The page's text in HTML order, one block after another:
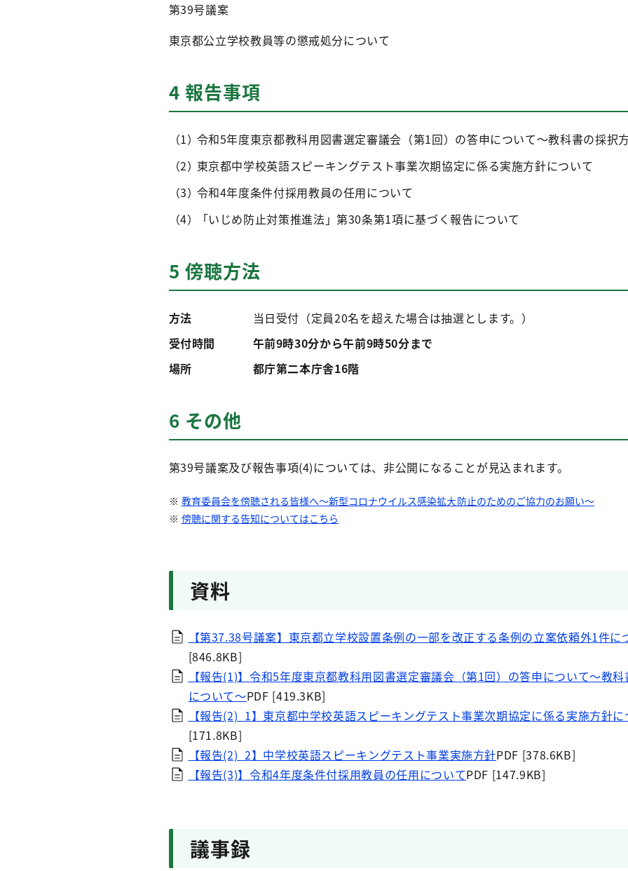
第39号議案
東京都公立学校教員等の懲戒処分について
4 報告事項
令和5年度東京都教科用図書選定審議会（第1回）の答申について～教科書の採択
東京都中学校英語スピーキングテスト事業次期協定に係る実施方針について
令和4年度条件付採用教員の任用について
「いじめ防止対策推進法」第30条第1項に基づく報告について
5 傍聴方法
方法
当日受付（定員20名を超えた場合は抽選とします。）
受付時間
午前9時30分から午前9時50分まで
場所
都庁第二本庁舎16階
6 その他
第39号議案及び報告事項(4)については、非公開になることが見込まれます。
教育委員会を傍聴される皆様へ～新型コロナウイルス感染拡大防止のためのご協力のお願い～
傍聴に関する告知についてはこちら
資料
【第37.38号議案】東京都立学校設置条例の一部を改正する条例の立案依頼外1件に
[846.8KB]
【報告(1)】令和5年度東京都教科用図書選定審議会（第1回）の答申について～教
について～PDF [419.3KB]
【報告(2)_1】東京都中学校英語スピーキングテスト事業次期協定に係る実施方針に
[171.8KB]
【報告(2)_2】中学校英語スピーキングテスト事業実施方針PDF [378.6KB]
【報告(3)】令和4年度条件付採用教員の任用についてPDF [147.9KB]
議事録